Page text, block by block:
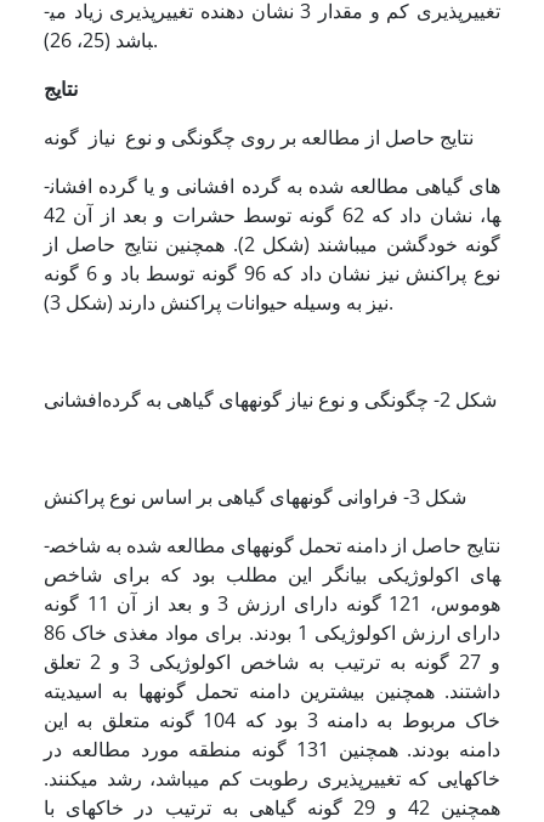
تغییر­پذیری کم و مقدار 3 نشان دهنده تغییر­پذیری زیاد می­
باشد (25، 26).
نتایج
نتایج حاصل از مطالعه بر روی چگونگی و نوع نیاز گونه
های گیاهی مطالعه شده به گرده افشانی و یا گرده افشان­
ها، نشان داد که 62 گونه توسط حشرات و بعد از آن 42
گونه خودگشن می­باشند (شکل 2). همچنین نتایج حاصل از
نوع پراکنش نیز نشان داد که 96 گونه توسط باد و 6 گونه
نیز به وسیله حیوانات پراکنش دارند (شکل 3).
شکل 2- چگونگی و نوع نیاز گونه­های گیاهی به گرده‌افشانی
شکل 3- فراوانی گونه­های گیاهی بر اساس نوع پراکنش
نتایج حاصل از دامنه تحمل گونه­های مطالعه شده به شاخص­
های اکولوژیکی بیانگر این مطلب بود که برای شاخص
هوموس، 121 گونه دارای ارزش 3 و بعد از آن 11 گونه
دارای ارزش اکولوژیکی 1 بودند. برای مواد مغذی خاک 86
و 27 گونه به ترتیب به شاخص اکولوژیکی 3 و 2 تعلق
داشتند. همچنین بیشترین دامنه تحمل گونه­ها به اسیدیته
خاک مربوط به دامنه 3 بود که 104 گونه متعلق به این
دامنه بودند. همچنین 131 گونه منطقه مورد مطالعه در
خاک­هایی که تغییر­پذیری رطوبت کم می­باشد، رشد می­کنند.
همچنین 42 و 29 گونه گیاهی به ترتیب در خاک­های با